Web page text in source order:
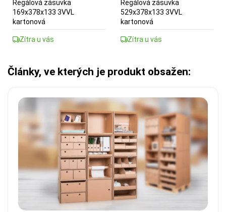
Regálová zásuvka
169x378x133 3VVL
kartonová
Zítra u vás
Regálová zásuvka
529x378x133 3VVL
kartonová
Zítra u vás
Články, ve kterých je produkt obsažen: